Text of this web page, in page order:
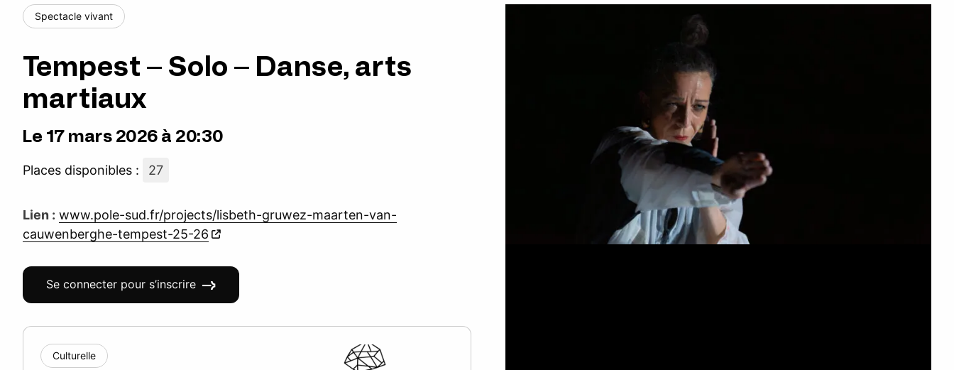
Spectacle vivant
Tempest – Solo – Danse, arts
martiaux
Le 17 mars 2026 à 20:30
Places disponibles : 27
Lien : www.pole-sud.fr/projects/lisbeth-gruwez-maarten-van-
cauwenberghe-tempest-25-26
Se connecter pour s’inscrire
Culturelle